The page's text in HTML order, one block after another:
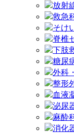
放射
救急
そけ
脊椎
下肢
糖尿
外科
整形
血液
泌尿
麻酔
消化